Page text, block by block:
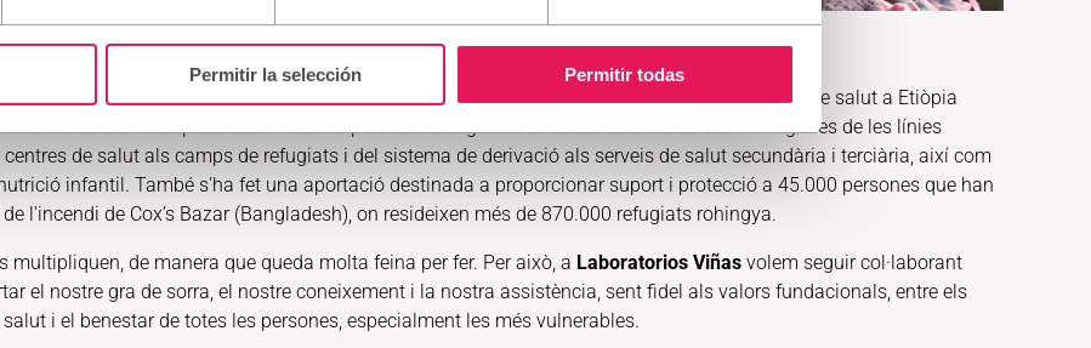
Permitir la selección Permitir todas
per a la població refugiada camerunesa i la
a Etiòpia.Emergència a Cox’s Bazar (Bangladesh). Ajuda en el finançament del programa de salut a Etiòpia
serveis sanitaris per a unes 168.000 persones refugiades i de la comunitat d'acollida. Algunes de les línies
de salut als camps de refugiats i del sistema de derivació als serveis de salut secundària i terciària, així com
infantil. També s'ha fet una aportació destinada a proporcionar suport i protecció a 45.000 persones que han
l'incendi de Cox’s Bazar (Bangladesh), on resideixen més de 870.000 refugiats rohingya.
multipliquen, de manera que queda molta feina per fer. Per això, a Laboratorios Viñas volem seguir col·laborant
el nostre gra de sorra, el nostre coneixement i la nostra assistència, sent fidel als valors fundacionals, entre els
i el benestar de totes les persones, especialment les més vulnerables.